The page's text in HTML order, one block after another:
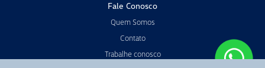
Fale Conosco
Quem Somos
Contato
Trabalhe conosco